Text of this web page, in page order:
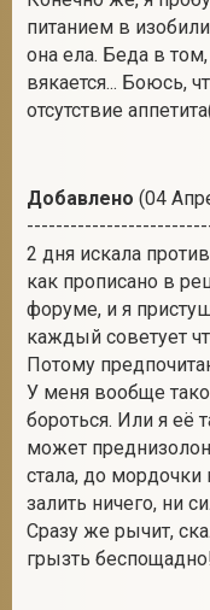
питанием в
она ела. Беда в
вякается... Боюсь,
отсутствие
Добавлено (04
2 дня искала
как прописано в
форуме, и я
каждый советует
Потому
У меня вообще
бороться. Или я её
может преднизолон
стала, до мордочки
залить ничего, ни
Сразу же рычит,
грызть